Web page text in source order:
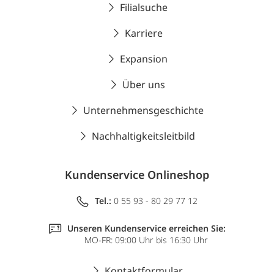
Filialsuche
Karriere
Expansion
Über uns
Unternehmensgeschichte
Nachhaltigkeitsleitbild
Kundenservice Onlineshop
Tel.: 0 55 93 - 80 29 77 12
Unseren Kundenservice erreichen Sie:
MO-FR: 09:00 Uhr bis 16:30 Uhr